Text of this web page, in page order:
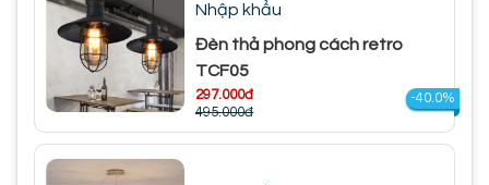
Nhập khẩu
Đèn thả phong cách retro
TCF05
297.000đ
495.000đ
-40.0%